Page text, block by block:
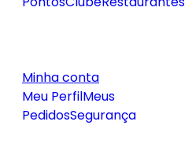
Minha conta
Meu PerfilMeus
PedidosSegurança